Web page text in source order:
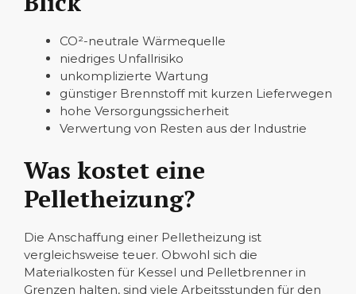
CO²-neutrale Wärmequelle
niedriges Unfallrisiko
unkomplizierte Wartung
günstiger Brennstoff mit kurzen Lieferwegen
hohe Versorgungssicherheit
Verwertung von Resten aus der Industrie
Was kostet eine
Pelletheizung?
Die Anschaffung einer Pelletheizung ist
vergleichsweise teuer. Obwohl sich die
Materialkosten für Kessel und Pelletbrenner in
Grenzen halten, sind viele Arbeitsstunden für den